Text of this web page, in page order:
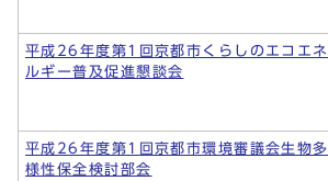
平成26年度第1回京都市くらしのエコエネ
ルギー普及促進懇談会
平成26年度第1回京都市環境審議会生物多
様性保全検討部会